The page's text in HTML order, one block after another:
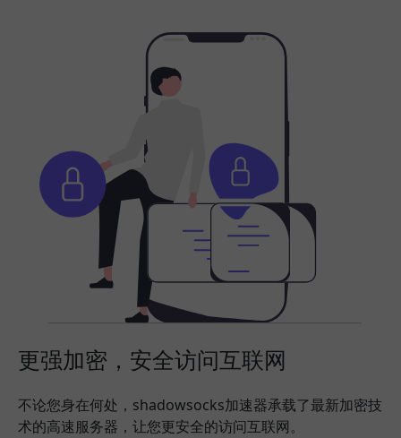
更强加密，安全访问互联网
不论您身在何处，shadowsocks加速器承载了最新加密技
术的高速服务器，让您更安全的访问互联网。